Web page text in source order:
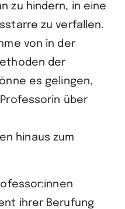
zu hindern, in eine
zu verfallen.
von in der
der
es gelingen,
über
hinaus zum
ihrer Berufung